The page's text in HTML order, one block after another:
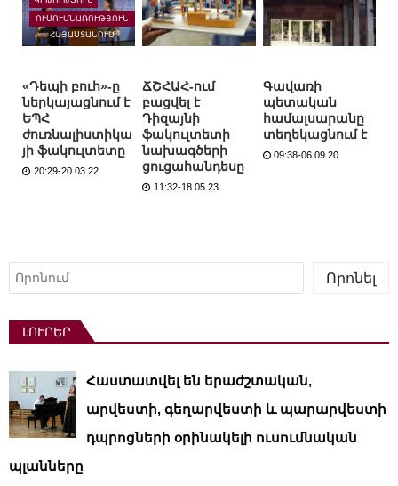
ՈՒՍՈՒՄՆԱՌՈՒԹՅՈՒՆ
ՀԱՅԱՍՏԱՆՈՒՄ
«Դեպի բուհ»-ը
ներկայացնում է
ԵՊՀ
ժուռնալիստիկա
յի ֆակուլտետը
20:29-20.03.22
ՃՇՀԱՀ-ում
բացվել է
Դիզայնի
ֆակուլտետի
նախագծերի
ցուցահանդեսը
11:32-18.05.23
Գավառի
պետական
համալսարանը
տեղեկացնում է
09:38-06.09.20
Որոնել
Որոնել
ԼՈՒՐԵՐ
Հաստատվել են երաժշտական,
արվեստի, գեղարվեստի և պարարվեստի
դպրոցների օրինակելի ուսումնական
պլանները